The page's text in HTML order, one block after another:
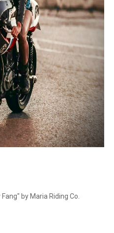
by Maria Riding Co.